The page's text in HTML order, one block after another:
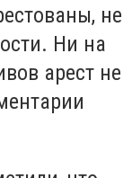
не
Ни на
арест не